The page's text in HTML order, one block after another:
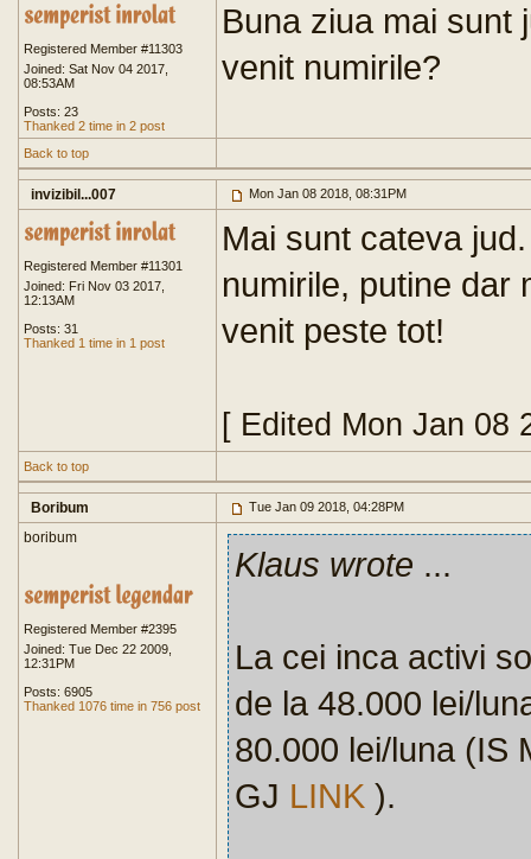
Registered Member #11303
Joined: Sat Nov 04 2017,
08:53AM
Posts: 23
Thanked 2 time in 2 post
Buna ziua mai sunt
venit numirile?
Back to top
invizibil...007 Mon Jan 08 2018, 08:31PM
Registered Member #11301
Joined: Fri Nov 03 2017,
12:13AM
Posts: 31
Thanked 1 time in 1 post
Mai sunt cateva
numirile, putine dar
venit peste tot!
[ Edited Mon Jan 08
Back to top
Boribum Tue Jan 09 2018, 04:28PM
boribum
Registered Member #2395
Joined: Tue Dec 22 2009,
12:31PM
Posts: 6905
Thanked 1076 time in 756 post
Klaus wrote ...
La cei inca activi
de la 48.000 lei/
80.000 lei/luna (IS
GJ LINK ).